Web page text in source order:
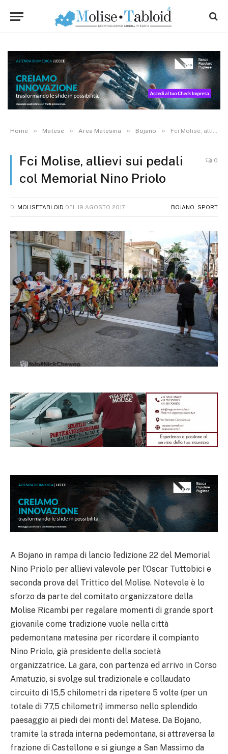
Home » Matese » Area Matesina » Bojano » Fci Molise, allievi sui pedali col Memorial Nino Priolo
Fci Molise, allievi sui pedali
col Memorial Nino Priolo
0
DI MOLISETABLOID DEL 19 AGOSTO 2017 BOJANO SPORT
A Bojano in rampa di lancio l’edizione 22 del Memorial
Nino Priolo per allievi valevole per l’Oscar Tuttobici e
seconda prova del Trittico del Molise. Notevole è lo
sforzo da parte del comitato organizzatore della
Molise Ricambi per regalare momenti di grande sport
giovanile come tradizione vuole nella città
pedemontana matesina per ricordare il compianto
Nino Priolo, già presidente della società
organizzatrice. La gara, con partenza ed arrivo in Corso
Amatuzio, si svolge sul tradizionale e collaudato
circuito di 15,5 chilometri da ripetere 5 volte (per un
totale di 77,5 chilometri) immerso nello splendido
paesaggio ai piedi dei monti del Matese. Da Bojano,
tramite la strada interna pedemontana, si attraversa la
frazione di Castellone e si giunge a San Massimo da